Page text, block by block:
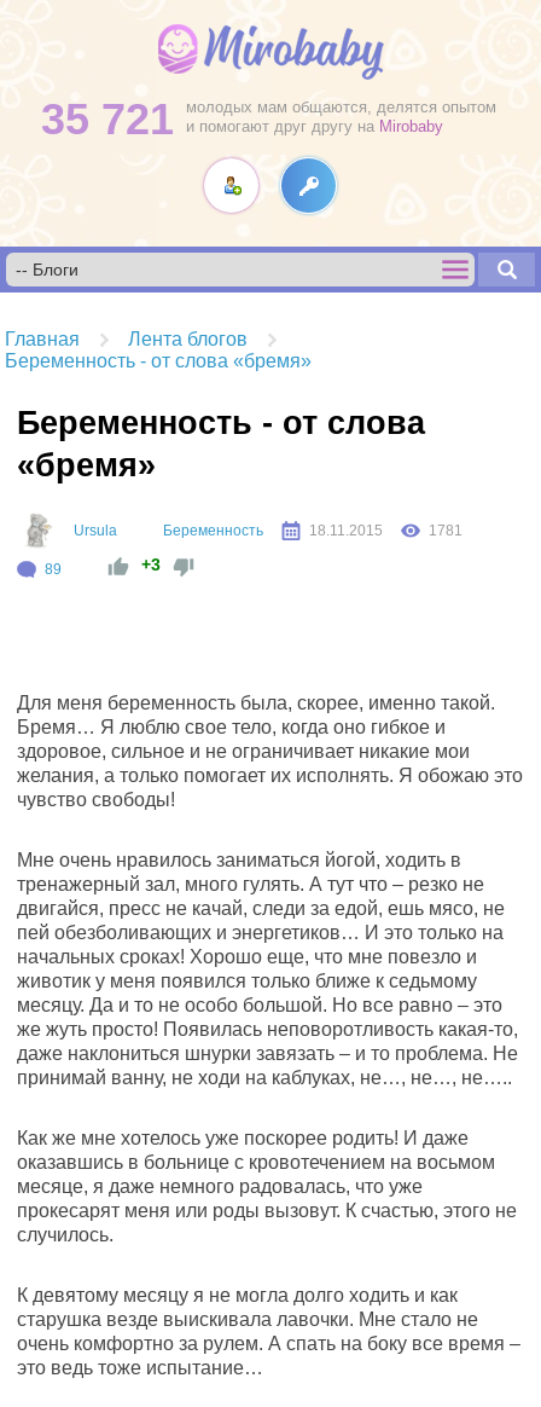
35 721
молодых мам общаются, делятся опытом
и помогают друг другу на Mirobaby
Главная
Лента блогов
Беременность - от слова «бремя»
Беременность - от слова
«бремя»
Ursula Беременность 18.11.2015 1781
89 +3
Для меня беременность была, скорее, именно такой.
Бремя… Я люблю свое тело, когда оно гибкое и
здоровое, сильное и не ограничивает никакие мои
желания, а только помогает их исполнять. Я обожаю это
чувство свободы!
Мне очень нравилось заниматься йогой, ходить в
тренажерный зал, много гулять. А тут что – резко не
двигайся, пресс не качай, следи за едой, ешь мясо, не
пей обезболивающих и энергетиков… И это только на
начальных сроках! Хорошо еще, что мне повезло и
животик у меня появился только ближе к седьмому
месяцу. Да и то не особо большой. Но все равно – это
же жуть просто! Появилась неповоротливость какая-то,
даже наклониться шнурки завязать – и то проблема. Не
принимай ванну, не ходи на каблуках, не…, не…, не…..
Как же мне хотелось уже поскорее родить! И даже
оказавшись в больнице с кровотечением на восьмом
месяце, я даже немного радовалась, что уже
прокесарят меня или роды вызовут. К счастью, этого не
случилось.
К девятому месяцу я не могла долго ходить и как
старушка везде выискивала лавочки. Мне стало не
очень комфортно за рулем. А спать на боку все время –
это ведь тоже испытание…